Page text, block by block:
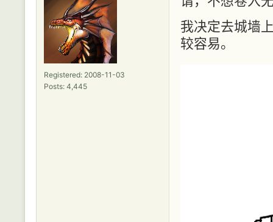
Registered: 2008-11-03
Posts: 4,445
我决定去城墙
较容易。